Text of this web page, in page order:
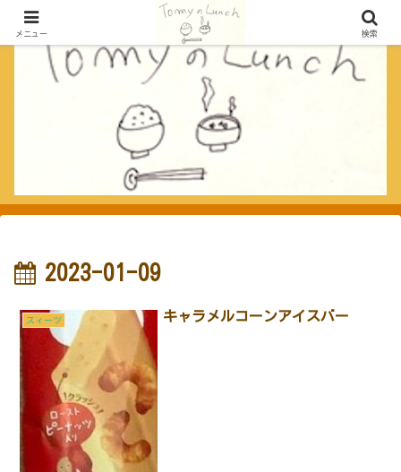
2023-01-09
スィーツ キャラメルコーンアイスバー
メニュー 検索